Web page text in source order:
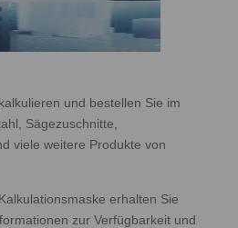
und bestellen Sie im
Sägezuschnitte,
viele weitere Produkte von
erhalten Sie
zur Verfügbarkeit und